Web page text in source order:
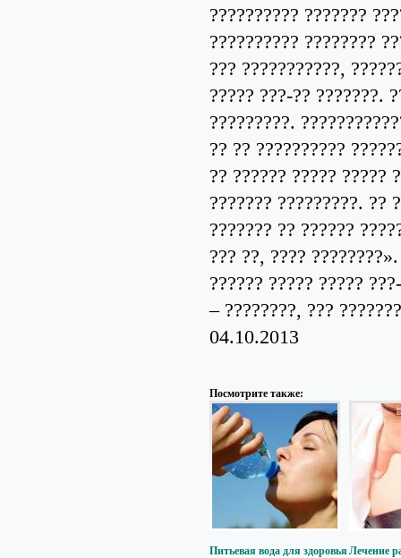
?????????? ???????
?????????? ????????
??? ???????????,
????? ???-?? ???????.
?????????.
?? ?? ??????????
?? ?????? ????? ?????
??????? ?????????. ??
??????? ?? ??????
??? ??, ???? ????????».
?????? ????? ?????
– ????????, ???
04.10.2013
Посмотрите также:
Питьевая вода для здоровья Лечение